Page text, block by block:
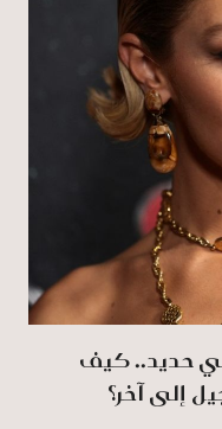
حديد.. كيف
إلى آخر؟